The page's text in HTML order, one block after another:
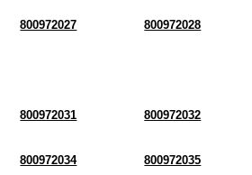
800972027 800972028
800972031 800972032
800972034 800972035